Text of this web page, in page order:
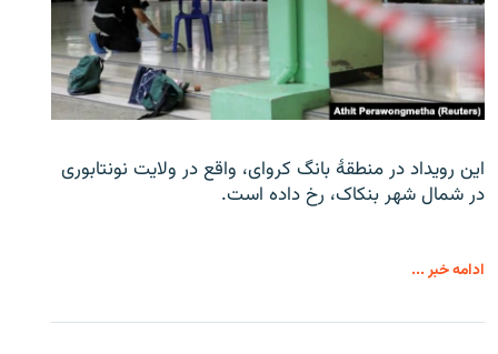
این رویداد در منطقۀ بانگ کروای، واقع در ولایت نونتابوری
در شمال شهر بنکاک، رخ داده است.
ادامه خبر ...